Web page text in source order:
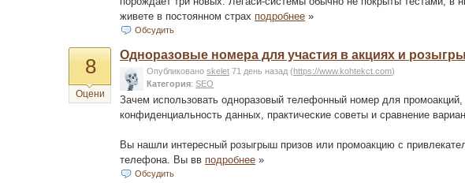
живете в постоянном страх подробнее »
Обсудить
8
Оцени
Одноразовые номера для участия в акциях и
Опубликованоskelet 71 день назад(https://www.kohtekct.com)
Категория:SEO
Зачем использовать одноразовый телефонный номер для
конфиденциальность данных, практические советы и сравнение
Вы нашли интересный розыгрыш призов или промоакцию с
телефона. Вы вв подробнее »
Обсудить